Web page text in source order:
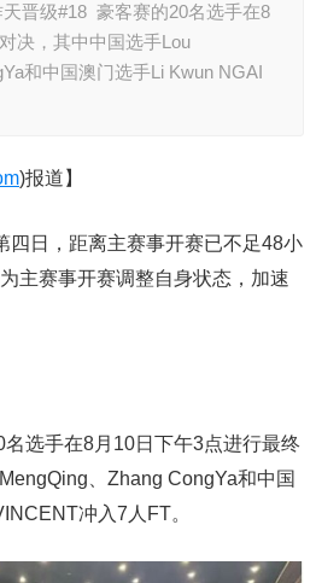
晋级#18 豪客赛的20名选手在8
决，其中中国选手Lou
和中国澳门选手Li Kwun NGAI
)报道】
四日，距离主赛事开赛已不足48小
主赛事开赛调整自身状态，加速
选手在8月10日下午3点进行最终
、Zhang CongYa和中国
冲入7人FT。